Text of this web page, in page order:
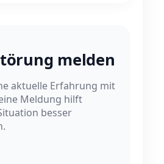
melden
aktuelle Erfahrung mit
Meldung hilft
besser